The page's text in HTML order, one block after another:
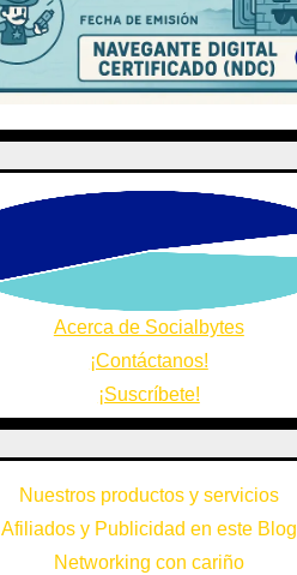
Acerca de Socialbytes
¡Contáctanos!
¡Suscríbete!
Nuestros productos y servicios
Afiliados y Publicidad en este Blog
Networking con cariño